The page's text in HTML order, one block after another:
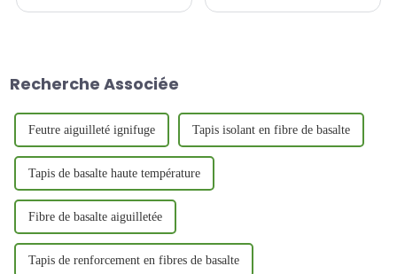
variable) étant un contributeur
Recherche Associée
Feutre aiguilleté ignifuge Tapis isolant en fibre de basalte
Tapis de basalte haute température
Fibre de basalte aiguilletée
Tapis de renforcement en fibres de basalte